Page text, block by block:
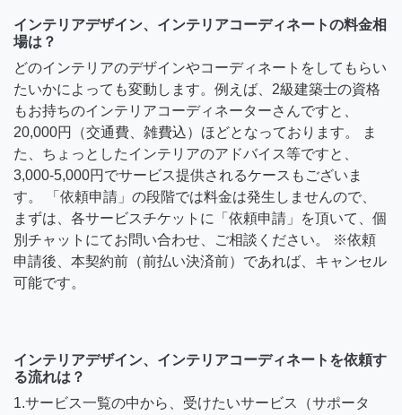
インテリアデザイン、インテリアコーディネートの料金相
場は？
どのインテリアのデザインやコーディネートをしてもらい
たいかによっても変動します。例えば、2級建築士の資格
もお持ちのインテリアコーディネーターさんですと、
20,000円（交通費、雑費込）ほどとなっております。 ま
た、ちょっとしたインテリアのアドバイス等ですと、
3,000-5,000円でサービス提供されるケースもございま
す。 「依頼申請」の段階では料金は発生しませんので、
まずは、各サービスチケットに「依頼申請」を頂いて、個
別チャットにてお問い合わせ、ご相談ください。 ※依頼
申請後、本契約前（前払い決済前）であれば、キャンセル
可能です。
インテリアデザイン、インテリアコーディネートを依頼す
る流れは？
1.サービス一覧の中から、受けたいサービス（サポータ